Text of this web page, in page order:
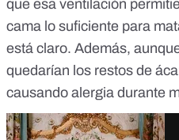
que esa ventilación
cama lo suficiente para
está claro. Además,
quedarían los restos de
causando alergia durante